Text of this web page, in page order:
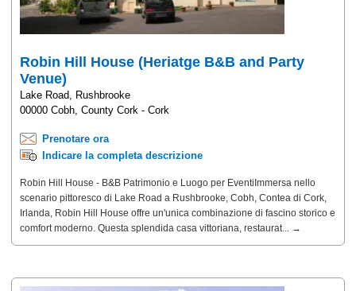
Robin Hill House (Heriatge B&B and Party
Venue)
Lake Road, Rushbrooke
00000 Cobh, County Cork - Cork
Prenotare ora
Indicare la completa descrizione
Robin Hill House - B&B Patrimonio e Luogo per EventiImmersa nello
scenario pittoresco di Lake Road a Rushbrooke, Cobh, Contea di Cork,
Irlanda, Robin Hill House offre un'unica combinazione di fascino storico e
comfort moderno. Questa splendida casa vittoriana, restaurat... →